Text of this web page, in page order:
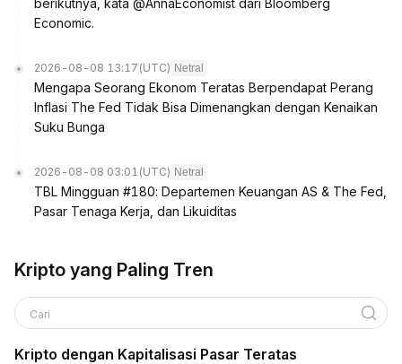
berikutnya, kata @AnnaEconomist dari Bloomberg
Economic.
2026-08-08 13:17 (UTC) Netral
Mengapa Seorang Ekonom Teratas Berpendapat Perang
Inflasi The Fed Tidak Bisa Dimenangkan dengan Kenaikan
Suku Bunga
2026-08-08 03:01 (UTC) Netral
TBL Mingguan #180: Departemen Keuangan AS & The Fed,
Pasar Tenaga Kerja, dan Likuiditas
Kripto yang Paling Tren
Cari
Kripto dengan Kapitalisasi Pasar Teratas